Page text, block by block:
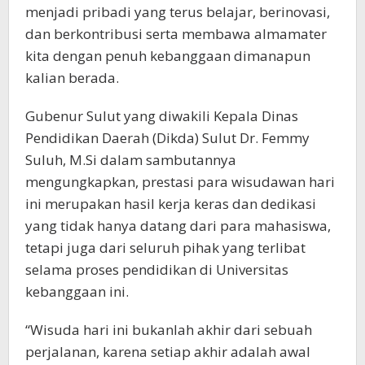
menjadi pribadi yang terus belajar, berinovasi,
dan berkontribusi serta membawa almamater
kita dengan penuh kebanggaan dimanapun
kalian berada.
Gubenur Sulut yang diwakili Kepala Dinas
Pendidikan Daerah (Dikda) Sulut Dr. Femmy
Suluh, M.Si dalam sambutannya
mengungkapkan, prestasi para wisudawan hari
ini merupakan hasil kerja keras dan dedikasi
yang tidak hanya datang dari para mahasiswa,
tetapi juga dari seluruh pihak yang terlibat
selama proses pendidikan di Universitas
kebanggaan ini.
“Wisuda hari ini bukanlah akhir dari sebuah
perjalanan, karena setiap akhir adalah awal